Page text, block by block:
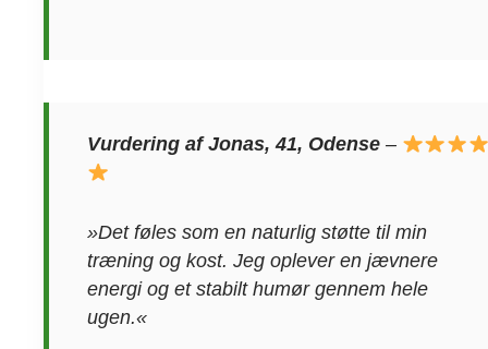
Vurdering af Jonas, 41, Odense –
»Det føles som en naturlig støtte til min
træning og kost. Jeg oplever en jævnere
energi og et stabilt humør gennem hele
ugen.«